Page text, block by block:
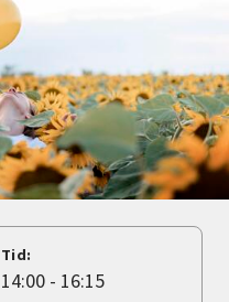
Tid:
14:00 - 16:15